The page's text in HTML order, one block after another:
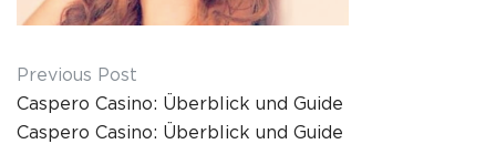
Previous Post
Caspero Casino: Überblick und Guide
Caspero Casino: Überblick und Guide